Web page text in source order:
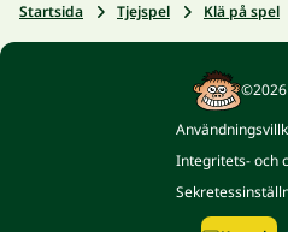
Startsida Tjejspel Klä på spel
©2026
Integritets- och